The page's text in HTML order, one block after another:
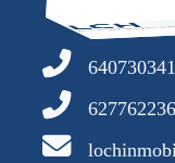
640730341
627762236